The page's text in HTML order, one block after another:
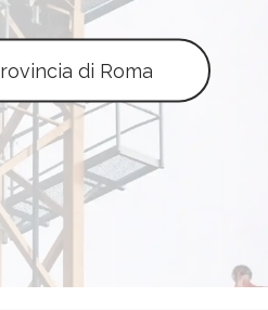
di Roma